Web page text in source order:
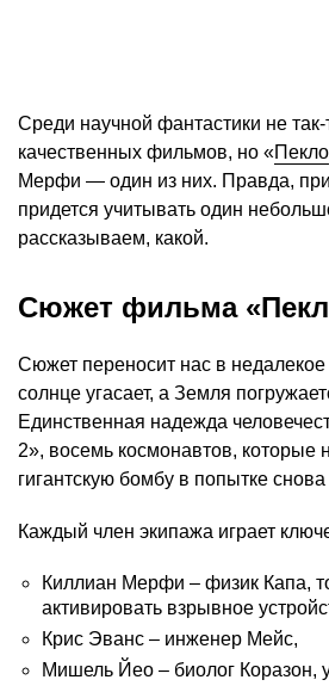
Среди научной фантастики не так-
качественных фильмов, но «Пекло
Мерфи — один из них. Правда,
придется учитывать один
рассказываем, какой.
Сюжет фильма
Сюжет переносит нас в недалекое
солнце угасает, а Земля
Единственная надежда
2», восемь космонавтов, которые
гигантскую бомбу в попытке снова
Каждый член экипажа играет
Киллиан Мерфи – физик Капа,
активировать взрывное
Крис Эванс – инженер Мейс,
Мишель Йео – биолог Коразон,